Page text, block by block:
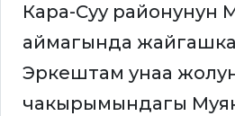
Кара-Суу районунун
аймагында
Эркештам унаа
чакырымындагы